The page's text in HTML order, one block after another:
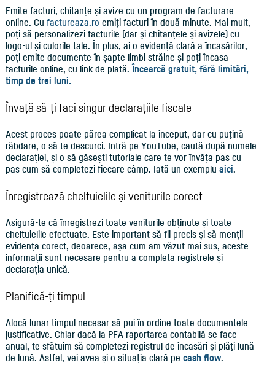
Emite facturi, chitanțe și avize cu un program de facturare
online. Cu factureaza.ro emiți facturi în două minute. Mai mult,
poți să personalizezi facturile (dar și chitanțele și avizele) cu
logo-ul și culorile tale. În plus, ai o evidență clară a încasărilor,
poți emite documente în șapte limbi străine și poți încasa
facturile online, cu link de plată.Încearcă gratuit, fără limitări,
timp de trei luni.
Învață să-ți faci singur declarațiile fiscale
Acest proces poate părea complicat la început, dar cu puțină
răbdare, o să te descurci. Intră pe YouTube, caută după numele
declarației, și o să găsești tutoriale care te vor învăța pas cu
pas cum să completezi fiecare câmp. Iată un exemplu aici.
Înregistrează cheltuielile și veniturile corect
Asigură-te că înregistrezi toate veniturile obținute și toate
cheltuielile efectuate. Este important să fii precis și să menții
evidența corect, deoarece, așa cum am văzut mai sus, aceste
informații sunt necesare pentru a completa registrele și
declarația unică.
Planifică-ți timpul
Alocă lunar timpul necesar să pui în ordine toate documentele
justificative. Chiar dacă la PFA raportarea contabilă se face
anual, te sfătuim să completezi registrul de încasări și plăți lună
de lună. Astfel, vei avea și o situația clară pe cash flow.